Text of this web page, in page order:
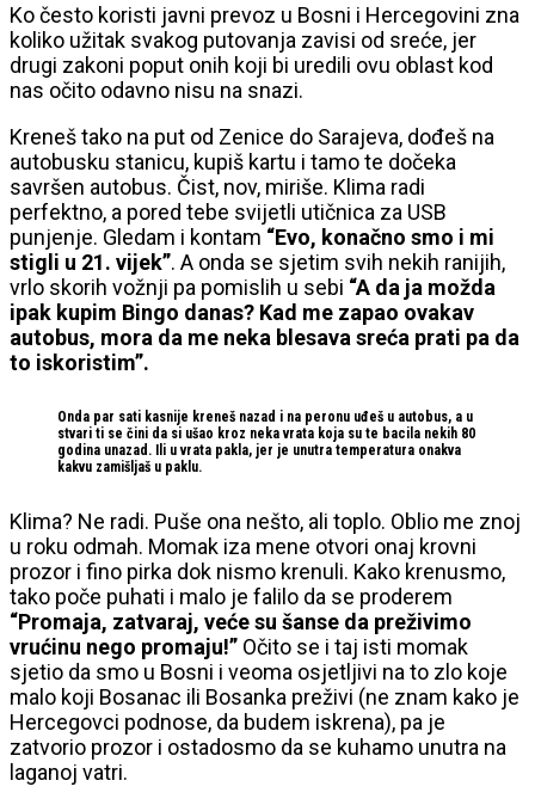
Ko često koristi javni prevoz u Bosni i Hercegovini zna
koliko užitak svakog putovanja zavisi od sreće, jer
drugi zakoni poput onih koji bi uredili ovu oblast kod
nas očito odavno nisu na snazi.
Kreneš tako na put od Zenice do Sarajeva, dođeš na
autobusku stanicu, kupiš kartu i tamo te dočeka
savršen autobus. Čist, nov, miriše. Klima radi
perfektno, a pored tebe svijetli utičnica za USB
punjenje. Gledam i kontam “Evo, konačno smo i mi
stigli u 21. vijek”. A onda se sjetim svih nekih ranijih,
vrlo skorih vožnji pa pomislih u sebi “A da ja možda
ipak kupim Bingo danas? Kad me zapao ovakav
autobus, mora da me neka blesava sreća prati pa da
to iskoristim”.
Onda par sati kasnije kreneš nazad i na peronu uđeš u autobus, a u
stvari ti se čini da si ušao kroz neka vrata koja su te bacila nekih 80
godina unazad. Ili u vrata pakla, jer je unutra temperatura onakva
kakvu zamišljaš u paklu.
Klima? Ne radi. Puše ona nešto, ali toplo. Oblio me znoj
u roku odmah. Momak iza mene otvori onaj krovni
prozor i fino pirka dok nismo krenuli. Kako krenusmo,
tako poče puhati i malo je falilo da se proderem
“Promaja, zatvaraj, veće su šanse da preživimo
vrućinu nego promaju!” Očito se i taj isti momak
sjetio da smo u Bosni i veoma osjetljivi na to zlo koje
malo koji Bosanac ili Bosanka preživi (ne znam kako je
Hercegovci podnose, da budem iskrena), pa je
zatvorio prozor i ostadosmo da se kuhamo unutra na
laganoj vatri.